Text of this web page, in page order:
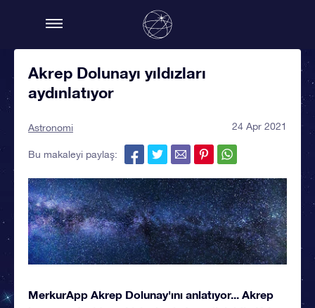
Akrep Dolunayı yıldızları
aydınlatıyor
Astronomi 24 Apr 2021
Bu makaleyi paylaş:
MerkurApp Akrep Dolunay'ını anlatıyor... Akrep